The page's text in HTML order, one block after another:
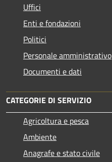
Uffici
Enti e fondazioni
Politici
Personale amministrativo
Documenti e dati
CATEGORIE DI SERVIZIO
Agricoltura e pesca
Ambiente
Anagrafe e stato civile